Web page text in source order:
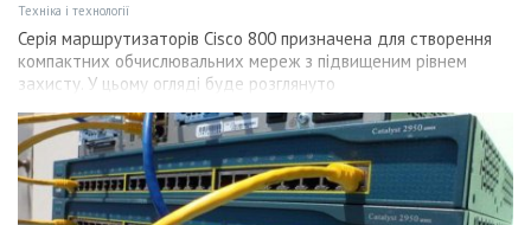
Техніка і технології
Серія маршрутизаторів Cisco 800 призначена для створення
компактних обчислювальних мереж з підвищеним рівнем
захисту. У цьому огляді буде розглянуто